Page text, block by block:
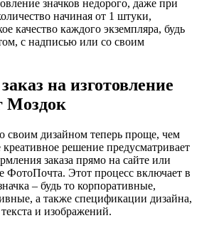
значков недорого, даже при
начиная от 1 штуки,
качество каждого экземпляра, будь
с надписью или со своим
на изготовление
Моздок
своим дизайном теперь проще, чем
решение предусматривает
заказа прямо на сайте или
ФотоПочта. Этот процесс включает в
– будь то корпоративные,
а также спецификации дизайна,
и изображений.